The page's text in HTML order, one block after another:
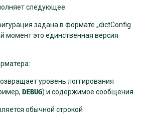
следующее:
задана в формате „dictConfig
момент это единственная версия
уровень логгирования
DEBUG) и содержимое сообщения.
обычной строкой